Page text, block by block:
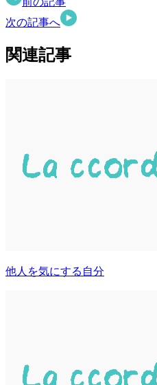
次の記事へ
関連記事
他人を気にする自分